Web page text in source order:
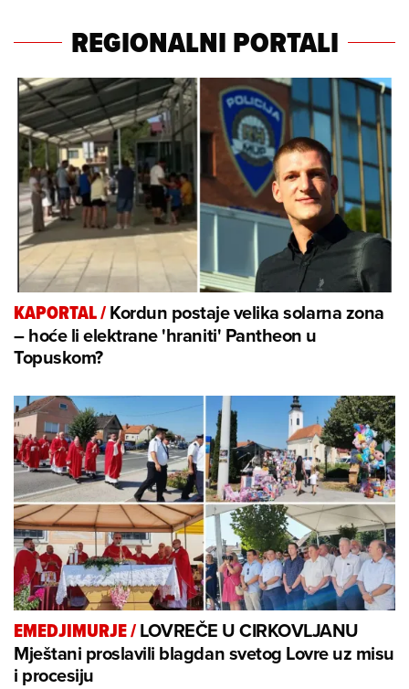
REGIONALNI PORTALI
KAPORTAL/Kordun postaje velika solarna zona
– hoće li elektrane 'hraniti' Pantheon u
Topuskom?
EMEDJIMURJE/LOVREČE U CIRKOVLJANU
Mještani proslavili blagdan svetog Lovre uz misu
i procesiju